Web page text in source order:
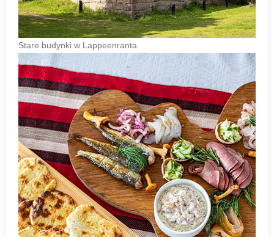
Stare budynki w Lappeenranta